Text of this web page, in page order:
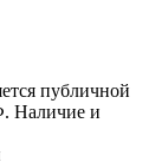
публичной
Наличие и